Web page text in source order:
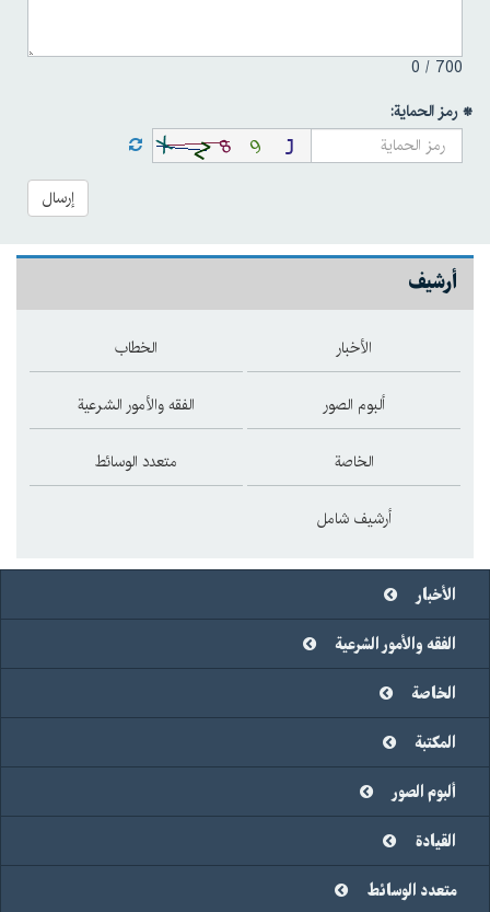
700 /
0
* رمز الحماية:
إرسال
أرشيف
الأخبار الخطاب
ألبوم الصور الفقه والأمور الشرعية
الخاصة متعدد الوسائط
أرشيف شامل
الأخبار
الفقه والأمور الشرعية
الخاصة
المكتبة
ألبوم الصور
القيادة
متعدد الوسائط